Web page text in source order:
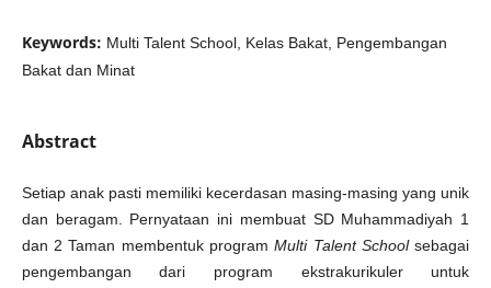
Keywords: Multi Talent School, Kelas Bakat, Pengembangan
Bakat dan Minat
Abstract
Setiap anak pasti memiliki kecerdasan masing-masing yang unik
dan beragam. Pernyataan ini membuat SD Muhammadiyah 1
dan 2 Taman membentuk programMulti Talent Schoolsebagai
pengembangan dari program ekstrakurikuler untuk